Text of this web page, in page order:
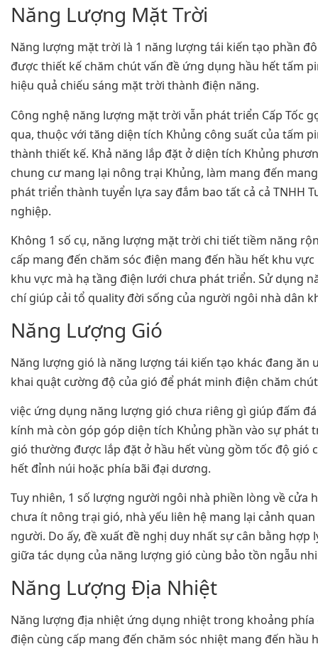
Năng Lượng Mặt Trời
Năng lượng mặt trời là 1 năng lượng tái kiến tạo phần
được thiết kế chăm chút vấn đề ứng dụng hầu hết tấm
hiệu quả chiếu sáng mặt trời thành điện năng.
Công nghệ năng lượng mặt trời vẫn phát triển Cấp Tốc
qua, thuộc với tăng diện tích Khủng công suất của tấm
thành thiết kế. Khả năng lắp đặt ở diện tích Khủng
chung cư mang lại nông trại Khủng, làm mang đến
phát triển thành tuyển lựa say đắm bao tất cả cả TNHH
nghiệp.
Không 1 số cụ, năng lượng mặt trời chi tiết tiềm năng
cấp mang đến chăm sóc điện mang đến hầu hết khu
khu vực mà hạ tầng điện lưới chưa phát triển. Sử dụng
chí giúp cải tổ quality đời sống của người ngôi nhà dân
Năng Lượng Gió
Năng lượng gió là năng lượng tái kiến tạo khác đang ăn
khai quật cường độ của gió để phát minh điện chăm
việc ứng dụng năng lượng gió chưa riêng gì giúp đấm
kính mà còn góp góp diện tích Khủng phần vào sự phát
gió thường được lắp đặt ở hầu hết vùng gồm tốc độ gió
hết đỉnh núi hoặc phía bãi đại dương.
Tuy nhiên, 1 số lượng người ngôi nhà phiền lòng về cửa
chưa ít nông trại gió, nhà yếu liên hệ mang lại cảnh
người. Do ấy, đề xuất đề nghị duy nhất sự cân bằng hợp
giữa tác dụng của năng lượng gió cùng bảo tồn ngẫu
Năng Lượng Địa Nhiệt
Năng lượng địa nhiệt ứng dụng nhiệt trong khoảng
điện cùng cấp mang đến chăm sóc nhiệt mang đến hầu